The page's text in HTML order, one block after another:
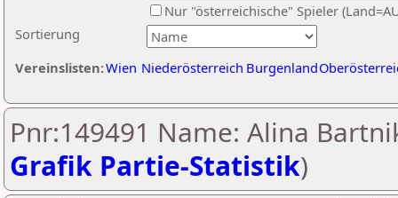
Sortierung
Nur "österreichische" Spieler
Vereinslisten:Wien Niederösterreich Burgenland
Pnr:149491 Name: Alina
Grafik Partie-Statistik)